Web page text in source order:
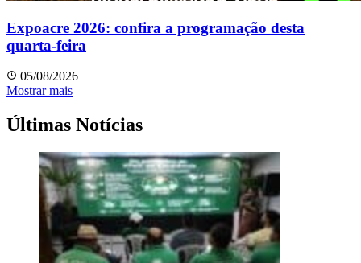
Expoacre 2026: confira a programação desta
quarta-feira
05/08/2026
Mostrar mais
Últimas Notícias